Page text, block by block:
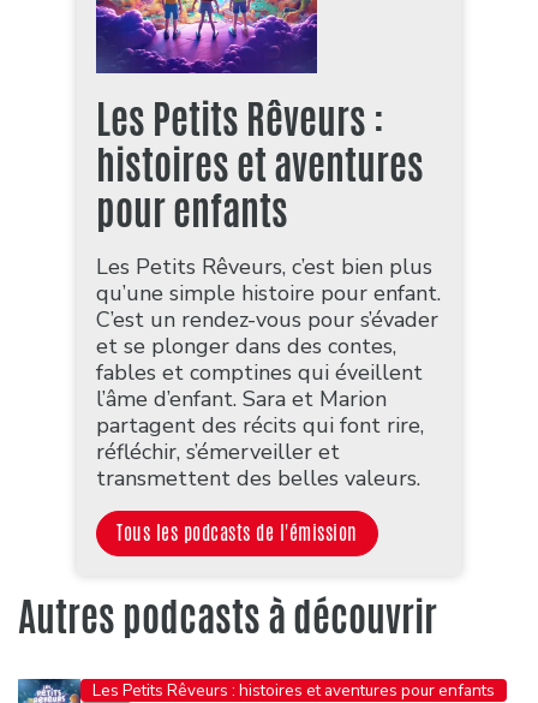
Les Petits Rêveurs :
histoires et aventures
pour enfants
Les Petits Rêveurs, c’est bien plus
qu’une simple histoire pour enfant.
C’est un rendez-vous pour s’évader
et se plonger dans des contes,
fables et comptines qui éveillent
l’âme d’enfant. Sara et Marion
partagent des récits qui font rire,
réfléchir, s’émerveiller et
transmettent des belles valeurs.
Tous les podcasts de l'émission
Autres podcasts à découvrir
Les Petits Rêveurs : histoires et aventures pour enfants